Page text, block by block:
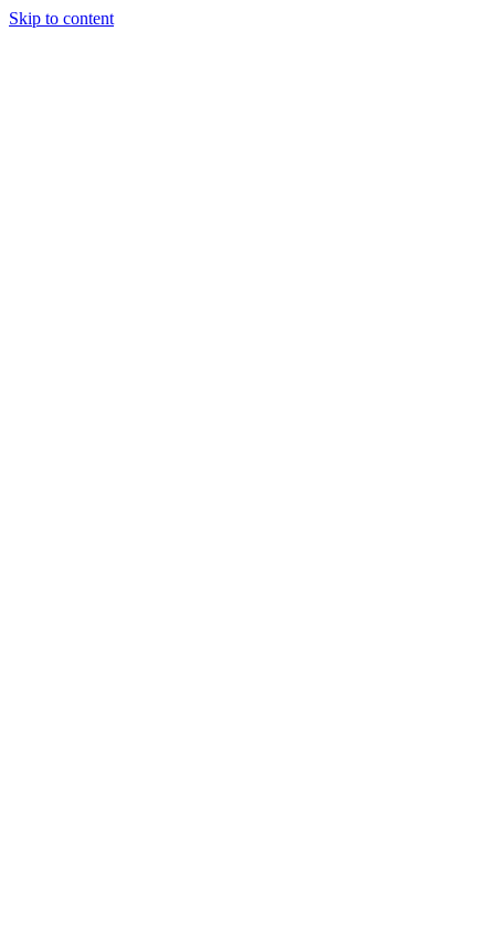
Skip to content